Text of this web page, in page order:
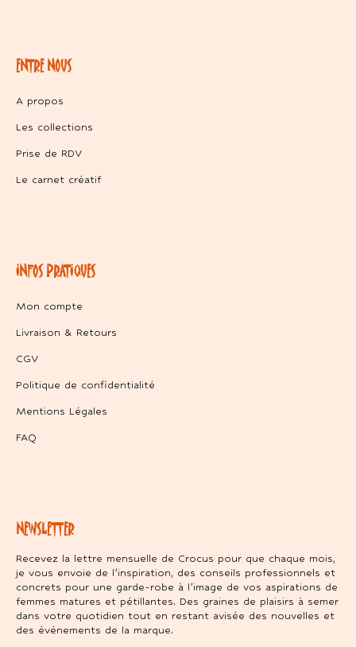
ENTRE NOUS
A propos
Les collections
Prise de RDV
Le carnet créatif
INFOS PRATIQUES
Mon compte
Livraison & Retours
CGV
Politique de confidentialité
Mentions Légales
FAQ
NEWSLETTER
Recevez la lettre mensuelle de Crocus pour que chaque mois,
je vous envoie de l’inspiration, des conseils professionnels et
concrets pour une garde-robe à l’image de vos aspirations de
femmes matures et pétillantes. Des graines de plaisirs à semer
dans votre quotidien tout en restant avisée des nouvelles et
des événements de la marque.